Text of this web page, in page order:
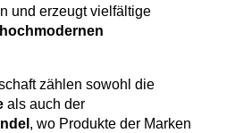
und erzeugt vielfältige
hochmodernen
zählen sowohl die
als auch der
, wo Produkte der Marken